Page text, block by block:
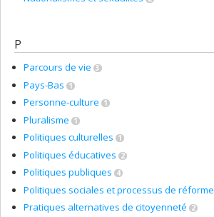
P
Parcours de vie 3
Pays-Bas 1
Personne-culture 1
Pluralisme 1
Politiques culturelles 1
Politiques éducatives 2
Politiques publiques 4
Politiques sociales et processus de réforme
Pratiques alternatives de citoyenneté 2